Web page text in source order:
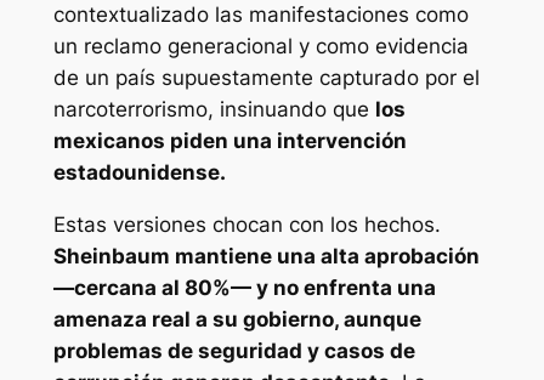
contextualizado las manifestaciones como
un reclamo generacional y como evidencia
de un país supuestamente capturado por el
narcoterrorismo, insinuando que los
mexicanos piden una intervención
estadounidense.
Estas versiones chocan con los hechos.
Sheinbaum mantiene una alta aprobación
—cercana al 80%— y no enfrenta una
amenaza real a su gobierno, aunque
problemas de seguridad y casos de